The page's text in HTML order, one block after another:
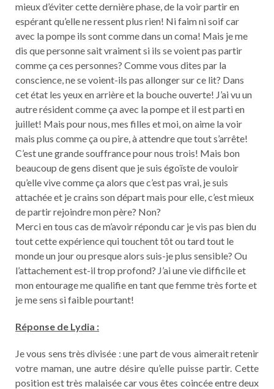
mieux d’éviter cette dernière phase, de la voir partir en
espérant qu’elle ne ressent plus rien! Ni faim ni soif car
avec la pompe ils sont comme dans un coma! Mais je me
dis que personne sait vraiment si ils se voient pas partir
comme ça ces personnes? Comme vous dites par la
conscience, ne se voient-ils pas allonger sur ce lit? Dans
cet état les yeux en arrière et la bouche ouverte! J’ai vu un
autre résident comme ça avec la pompe et il est parti en
juillet! Mais pour nous, mes filles et moi, on aime la voir
mais plus comme ça ou pire, à attendre que tout s’arrête!
C’est une grande souffrance pour nous trois! Mais bon
beaucoup de gens disent que je suis égoïste de vouloir
qu’elle vive comme ça alors que c’est pas vrai, je suis
attachée et je crains son départ mais pour elle, c’est mieux
de partir rejoindre mon père? Non?
Merci en tous cas de m’avoir répondu car je vis pas bien du
tout cette expérience qui touchent tôt ou tard tout le
monde un jour ou presque alors suis-je plus sensible? Ou
l’attachement est-il trop profond? J’ai une vie difficile et
mon entourage me qualifie en tant que femme très forte et
je me sens si faible pourtant!
Réponse de Lydia :
Je vous sens très divisée : une part de vous aimerait retenir
votre maman, une autre désire qu’elle puisse partir. Cette
position est très malaisée car vous êtes coincée entre deux